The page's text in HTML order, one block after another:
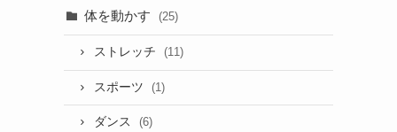
体を動かす (25)
ストレッチ (11)
スポーツ (1)
ダンス (6)